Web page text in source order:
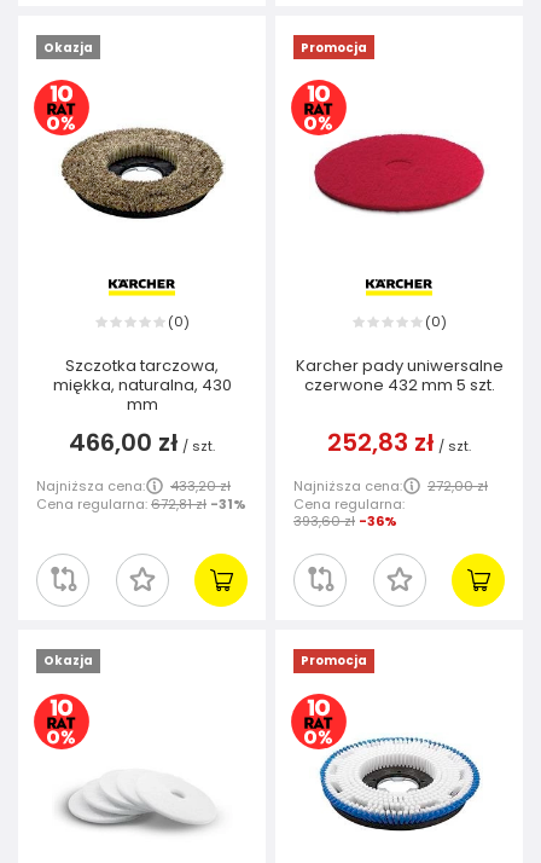
Okazja
(0)
Szczotka tarczowa,
miękka, naturalna, 430
mm
466,00 zł / szt.
Najniższa cena:
433,20 zł
Cena regularna:672,81 zł -31%
Promocja
(0)
Karcher pady uniwersalne
czerwone 432 mm 5 szt.
252,83 zł / szt.
Najniższa cena:
272,00 zł
Cena regularna:
393,60 zł -36%
Okazja Promocja